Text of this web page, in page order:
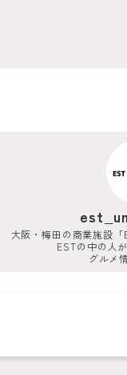
大阪・梅田の商業施設
ESTの中の人
グルメ